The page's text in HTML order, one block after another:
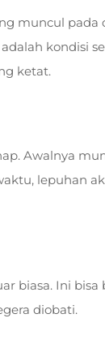
muncul pada
kondisi
ketat.
Awalnya
lepuhan
biasa. Ini
diobati.